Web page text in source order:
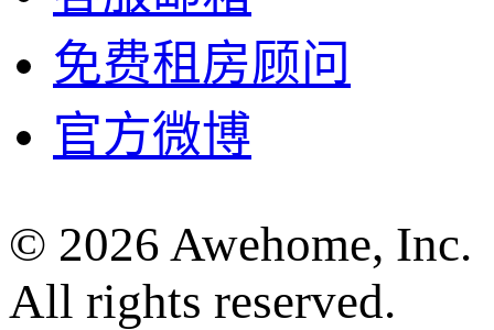
免费租房顾问
官方微博
© 2026 Awehome, Inc.
All rights reserved.